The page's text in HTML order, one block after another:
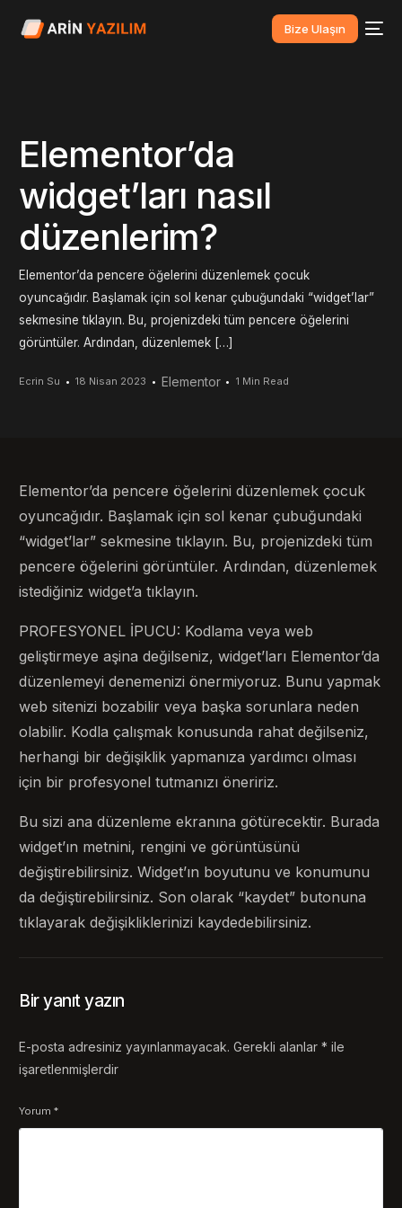
Bize Ulaşın
Elementor’da
widget’ları nasıl
düzenlerim?
Elementor’da pencere öğelerini düzenlemek çocuk
oyuncağıdır. Başlamak için sol kenar çubuğundaki “widget’lar”
sekmesine tıklayın. Bu, projenizdeki tüm pencere öğelerini
görüntüler. Ardından, düzenlemek […]
Ecrin Su 18 Nisan 2023 Elementor 1 Min Read
Elementor’da pencere öğelerini düzenlemek çocuk
oyuncağıdır. Başlamak için sol kenar çubuğundaki
“widget’lar” sekmesine tıklayın. Bu, projenizdeki tüm
pencere öğelerini görüntüler. Ardından, düzenlemek
istediğiniz widget’a tıklayın.
PROFESYONEL İPUCU: Kodlama veya web
geliştirmeye aşina değilseniz, widget’ları Elementor’da
düzenlemeyi denemenizi önermiyoruz. Bunu yapmak
web sitenizi bozabilir veya başka sorunlara neden
olabilir. Kodla çalışmak konusunda rahat değilseniz,
herhangi bir değişiklik yapmanıza yardımcı olması
için bir profesyonel tutmanızı öneririz.
Bu sizi ana düzenleme ekranına götürecektir. Burada
widget’ın metnini, rengini ve görüntüsünü
değiştirebilirsiniz. Widget’ın boyutunu ve konumunu
da değiştirebilirsiniz. Son olarak “kaydet” butonuna
tıklayarak değişikliklerinizi kaydedebilirsiniz.
Bir yanıt yazın
E-posta adresiniz yayınlanmayacak. Gerekli alanlar* ile
işaretlenmişlerdir
Yorum*